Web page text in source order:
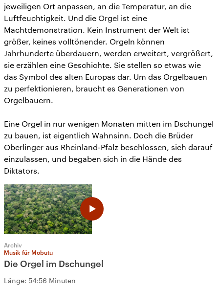
jeweiligen Ort anpassen, an die Temperatur, an die
Luftfeuchtigkeit. Und die Orgel ist eine
Machtdemonstration. Kein Instrument der Welt ist
größer, keines volltönender. Orgeln können
Jahrhunderte überdauern, werden erweitert, vergrößert,
sie erzählen eine Geschichte. Sie stellen so etwas wie
das Symbol des alten Europas dar. Um das Orgelbauen
zu perfektionieren, braucht es Generationen von
Orgelbauern.
Eine Orgel in nur wenigen Monaten mitten im Dschungel
zu bauen, ist eigentlich Wahnsinn. Doch die Brüder
Oberlinger aus Rheinland-Pfalz beschlossen, sich darauf
einzulassen, und begaben sich in die Hände des
Diktators.
Archiv
Musik für Mobutu
Die Orgel im Dschungel
Länge: 54:56 Minuten